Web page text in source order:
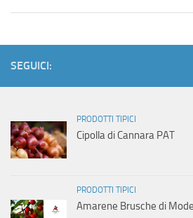
SEGUICI:
PRODOTTI TIPICI
Cipolla di Cannara PAT
PRODOTTI TIPICI
Amarene Brusche di